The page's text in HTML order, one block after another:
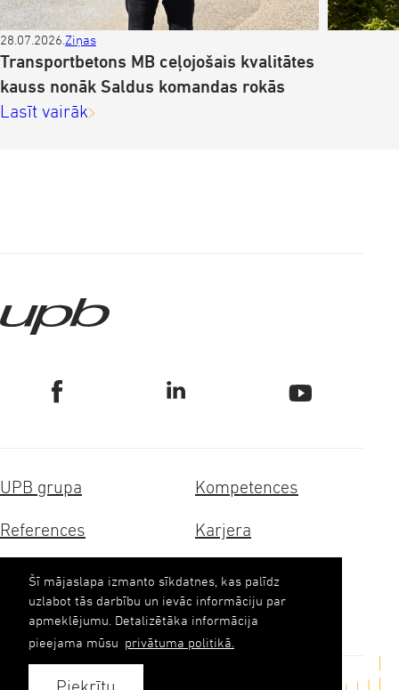
Šī mājaslapa izmanto sīkdatnes, kas palīdz
uzlabot tās darbību un ievāc informāciju par
apmeklējumu. Detalizētāka informācija
pieejama mūsu privātuma politikā.
28.07.2026.Ziņas
Transportbetons MB ceļojošais kvalitātes
kauss nonāk Saldus komandas rokās
Lasīt vairāk
UPB grupa Kompetences
References Karjera
Sertifikāti Ilgtspēja
Kontakti